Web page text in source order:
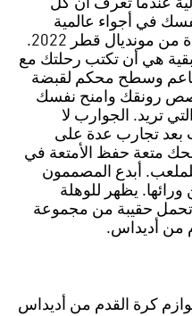
عندما تعرف أن كل
في أجواء عالمية
وأنت تلعب بنسخة عالية الجودة من مونديال قطر 2022.
هي أن تكتب رحلتك مع
ناعم وسطح محكم لقبضة
رونقك وامنح نفسك
تريد. الجوارب لا
تجارب عدة على
متعة حفظ الأمتعة في
أبدع المصممون
يظهر للوهلة
تحمل حقيبة من مجموعة
من أديداس.
كرة القدم من أديداس